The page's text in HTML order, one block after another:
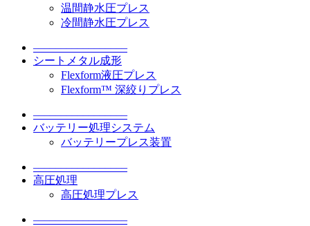
温間静水圧プレス
冷間静水圧プレス
–––––––––––––––––
シートメタル成形
Flexform液圧プレス
Flexform™ 深絞りプレス
–––––––––––––––––
バッテリー処理システム
バッテリープレス装置
–––––––––––––––––
高圧処理
高圧処理プレス
–––––––––––––––––